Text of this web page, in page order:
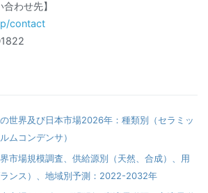
わせ先】
contact
世界及び日本市場2026年：種類別（セラミッ
ムコンデンサ）
市場規模調査、供給源別（天然、合成）、用
ンス）、地域別予測：2022-2032年